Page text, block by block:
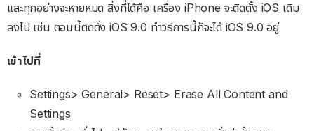
และทุกอย่างจะหายหมด สิ่งที่ได้คือ เครื่อง iPhone จะติดตั้ง iOS เดิม
ลงไป เช่น ตอนนี้ติดตั้ง iOS 9.0 ทำวิธีการนี้ก็จะได้ iOS 9.0 อยู่
เข้าไปที่
Settings> General> Reset> Erase All Content and
Settings